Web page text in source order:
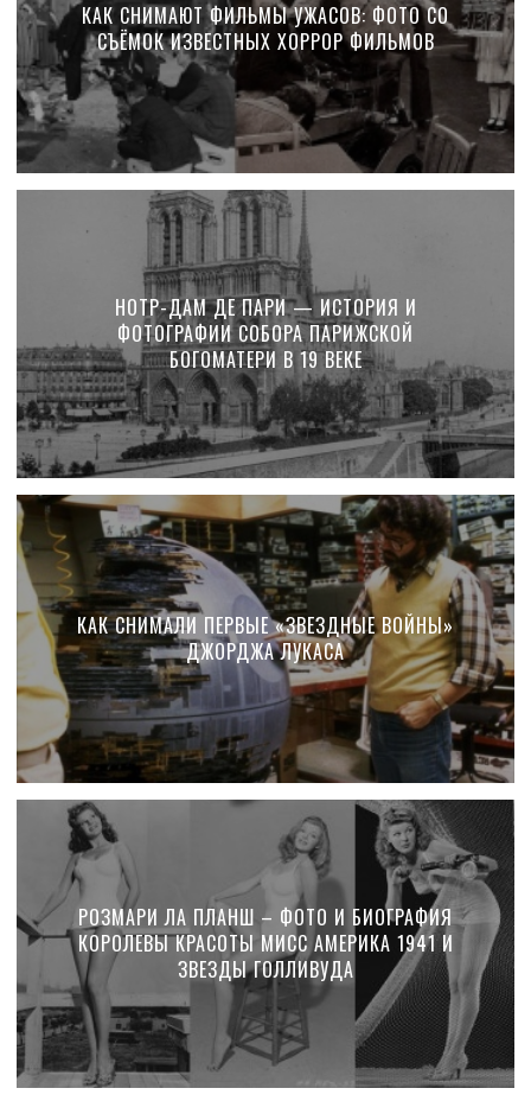
КАК СНИМАЮТ ФИЛЬМЫ УЖАСОВ: ФОТО СО
СЪЁМОК ИЗВЕСТНЫХ ХОРРОР ФИЛЬМОВ
НОТР-ДАМ ДЕ ПАРИ — ИСТОРИЯ И
ФОТОГРАФИИ СОБОРА ПАРИЖСКОЙ
БОГОМАТЕРИ В 19 ВЕКЕ
КАК СНИМАЛИ ПЕРВЫЕ «ЗВЕЗДНЫЕ ВОЙНЫ»
ДЖОРДЖА ЛУКАСА
РОЗМАРИ ЛА ПЛАНШ – ФОТО И БИОГРАФИЯ
КОРОЛЕВЫ КРАСОТЫ МИСС АМЕРИКА 1941 И
ЗВЕЗДЫ ГОЛЛИВУДА